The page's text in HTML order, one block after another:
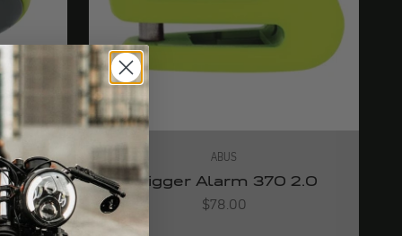
68
ABUS
Trigger Alarm 370 2.0
Angebot
$78.00